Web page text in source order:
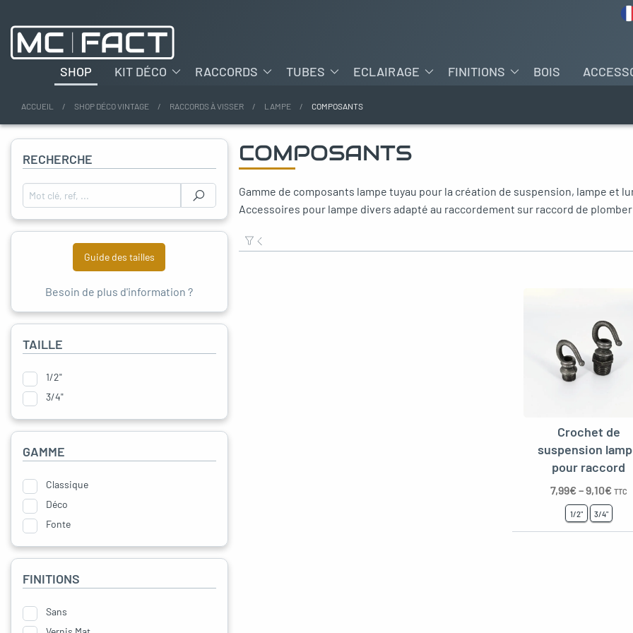
SHOP KIT DÉCO RACCORDS TUBES ECLAIRAGE FINITIONS BOIS
ACCUEIL SHOP DÉCO VINTAGE RACCORDS À VISSER LAMPE COMPOSANTS
COMPOSANTS
Gamme de composants lampe tuyau pour la création de suspension, lampe et
Accessoires pour lampe divers adapté au raccordement sur raccord de
Crochet de
suspension
pour raccord
7,99€–9,10€ TTC
1/2" 3/4"
RECHERCHE
Rechercher :
Guide des tailles
Besoin de plus d'information ?
TAILLE
1/2"
3/4"
GAMME
Classique
Déco
Fonte
FINITIONS
Sans
menu
menu
menu
menu
menu